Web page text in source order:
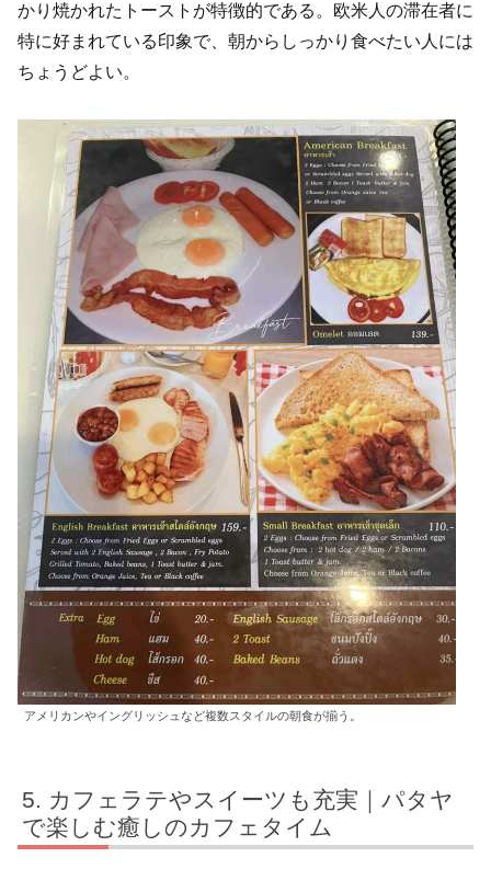
かり焼かれたトーストが特徴的である。欧米人の滞在者に
特に好まれている印象で、朝からしっかり食べたい人には
ちょうどよい。
アメリカンやイングリッシュなど複数スタイルの朝食が揃う。
カフェラテやスイーツも充実｜パタヤ
で楽しむ癒しのカフェタイム